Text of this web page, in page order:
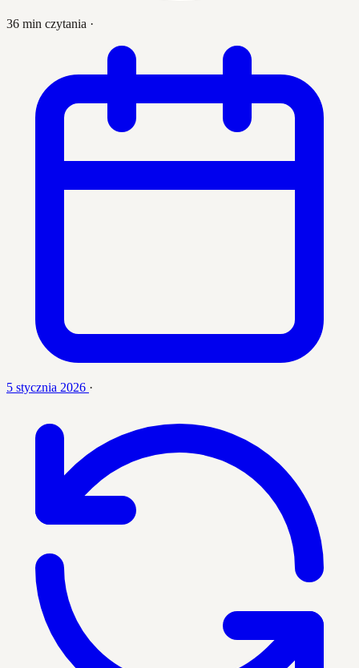
36 min czytania ·
5 stycznia 2026 ·